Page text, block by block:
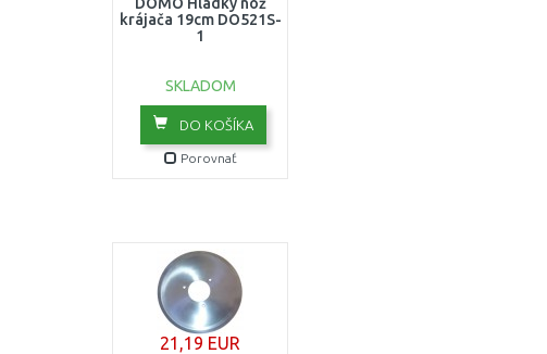
krájača 19cm DO521S-
1
SKLADOM
DO KOŠÍKA
Porovnať
21,19 EUR